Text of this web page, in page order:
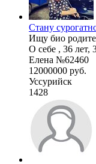
Стану
Ищу био
О себе , 36 лет,
Елена №62460
12000000 руб.
Уссурийск
1428